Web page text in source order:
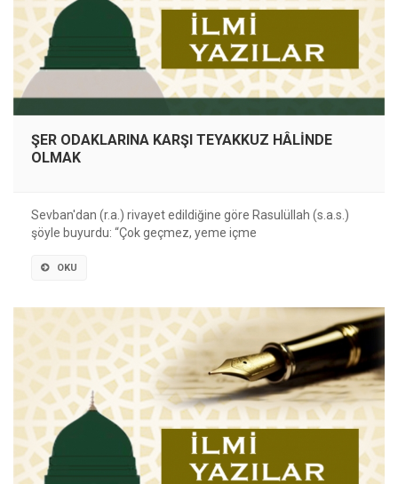
ŞER ODAKLARINA KARŞI TEYAKKUZ HÂLİNDE
OLMAK
Sevban'dan (r.a.) rivayet edildiğine göre Rasulüllah (s.a.s.)
şöyle buyurdu: “Çok geçmez, yeme içme
OKU